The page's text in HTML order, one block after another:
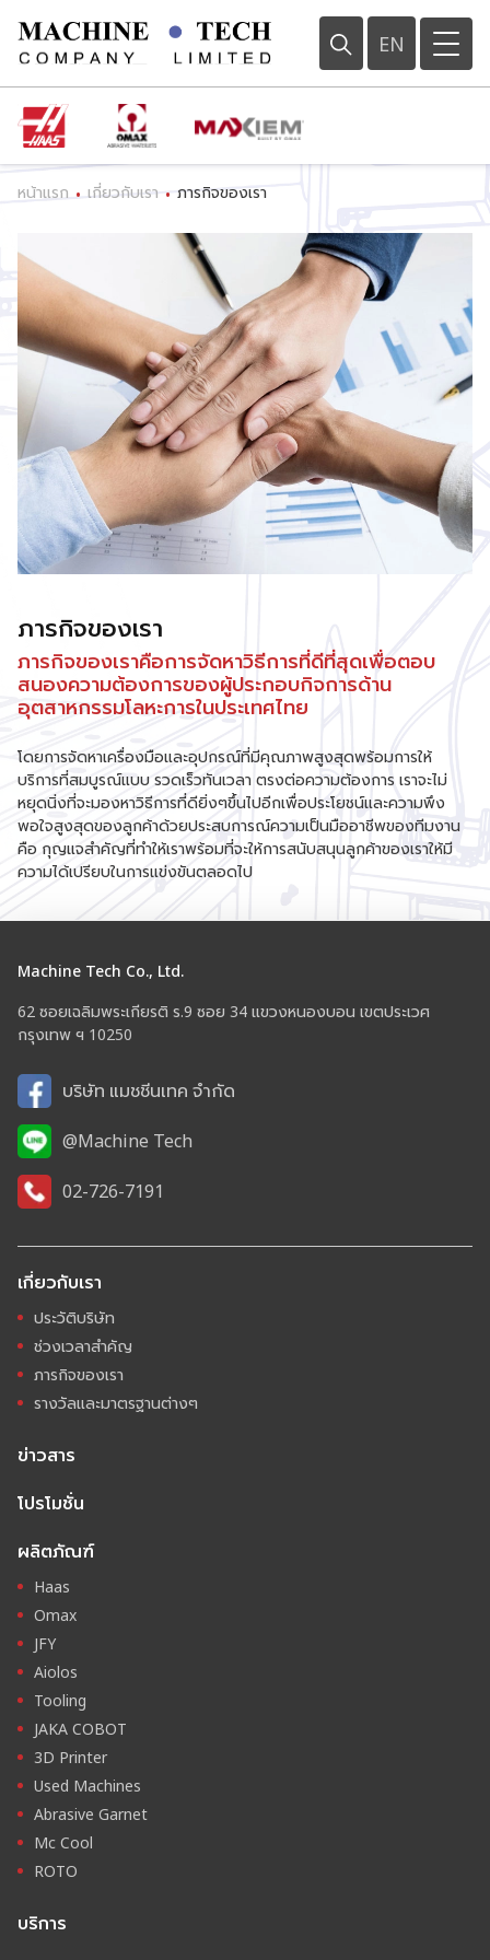
EN
หน้าแรก • เกี่ยวกับเรา • ภารกิจของเรา
ภารกิจของเรา
ภารกิจของเราคือการจัดหาวิธีการที่ดีที่สุดเพื่อตอบ
สนองความต้องการของผู้ประกอบกิจการด้าน
อุตสาหกรรมโลหะการในประเทศไทย
โดยการจัดหาเครื่องมือและอุปกรณ์ที่มีคุณภาพสูงสุดพร้อมการให้
บริการที่สมบูรณ์แบบ รวดเร็วทันเวลา ตรงต่อความต้องการ เราจะไม่
หยุดนิ่งที่จะมองหาวิธีการที่ดียิ่งๆขึ้นไปอีกเพื่อประโยชน์และความพึง
พอใจสูงสุดของลูกค้าด้วยประสบการณ์ความเป็นมืออาชีพของทีมงาน
คือ กุญแจสำคัญที่ทำให้เราพร้อมที่จะให้การสนับสนุนลูกค้าของเราให้มี
ความได้เปรียบในการแข่งขันตลอดไป
Machine Tech Co., Ltd.
62 ซอยเฉลิมพระเกียรติ ร.9 ซอย 34 แขวงหนองบอน เขตประเวศ
กรุงเทพ ฯ 10250
บริษัท แมชชีนเทค จำกัด
@Machine Tech
02-726-7191
เกี่ยวกับเรา
ประวัติบริษัท
ช่วงเวลาสำคัญ
ภารกิจของเรา
รางวัลและมาตรฐานต่างๆ
ข่าวสาร
โปรโมชั่น
ผลิตภัณฑ์
Haas
Omax
JFY
Aiolos
Tooling
JAKA COBOT
3D Printer
Used Machines
Abrasive Garnet
Mc Cool
ROTO
บริการ